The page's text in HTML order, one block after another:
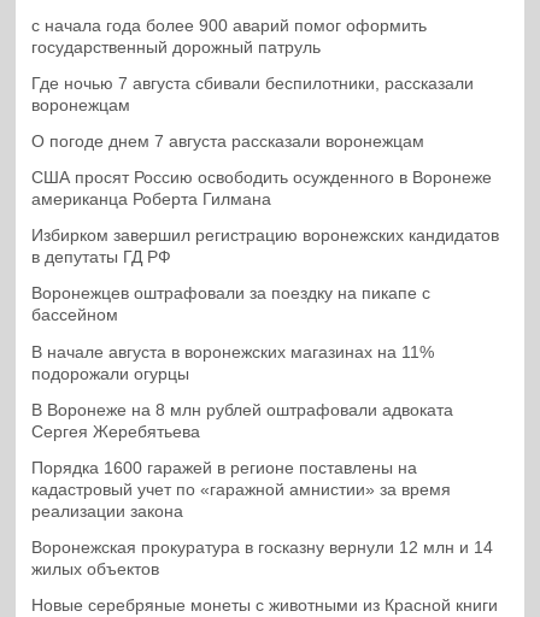
с начала года более 900 аварий помог оформить
государственный дорожный патруль
Где ночью 7 августа сбивали беспилотники, рассказали
воронежцам
О погоде днем 7 августа рассказали воронежцам
США просят Россию освободить осужденного в Воронеже
американца Роберта Гилмана
Избирком завершил регистрацию воронежских кандидатов
в депутаты ГД РФ
Воронежцев оштрафовали за поездку на пикапе с
бассейном
В начале августа в воронежских магазинах на 11%
подорожали огурцы
В Воронеже на 8 млн рублей оштрафовали адвоката
Сергея Жеребятьева
Порядка 1600 гаражей в регионе поставлены на
кадастровый учет по «гаражной амнистии» за время
реализации закона
Воронежская прокуратура в госказну вернули 12 млн и 14
жилых объектов
Новые серебряные монеты с животными из Красной книги